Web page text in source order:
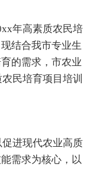
年高素质农民培
结合我市专业生
的需求，市农业
民培育项目培训
进现代农业高质
需求为核心，以